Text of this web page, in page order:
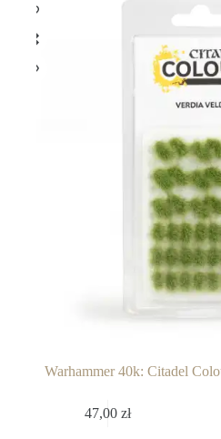
Warhammer 40k: Citadel
47,00zł